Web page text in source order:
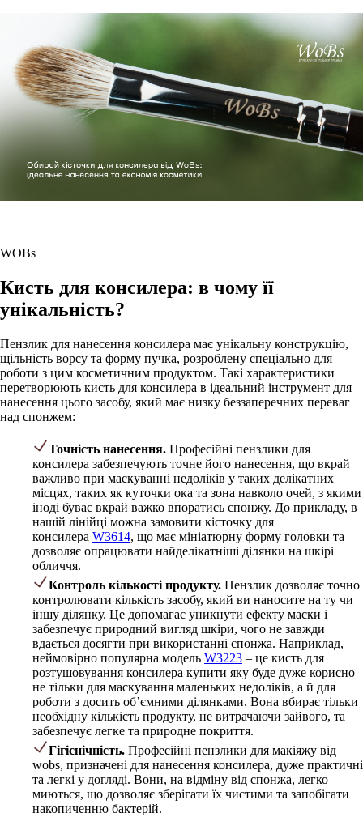
WOBs
Кисть для консилера: в чому її
унікальність?
Пензлик для нанесення консилера має унікальну конструкцію,
щільність ворсу та форму пучка, розроблену спеціально для
роботи з цим косметичним продуктом. Такі характеристики
перетворюють кисть для консилера в ідеальний інструмент для
нанесення цього засобу, який має низку беззаперечних переваг
над спонжем:
Точність нанесення. Професійні пензлики для
консилера забезпечують точне його нанесення, що вкрай
важливо при маскуванні недоліків у таких делікатних
місцях, таких як куточки ока та зона навколо очей, з якими
іноді буває вкрай важко впоратись спонжу. До прикладу, в
нашій лінійці можна замовити кісточку для
консилера W3614, що має мініатюрну форму головки та
дозволяє опрацювати найделікатніші ділянки на шкірі
обличчя.
Контроль кількості продукту. Пензлик дозволяє точно
контролювати кількість засобу, який ви наносите на ту чи
іншу ділянку. Це допомагає уникнути ефекту маски і
забезпечує природний вигляд шкіри, чого не завжди
вдається досягти при використанні спонжа. Наприклад,
неймовірно популярна модель W3223 – це кисть для
розтушовування консилера купити яку буде дуже корисно
не тільки для маскування маленьких недоліків, а й для
роботи з досить об’ємними ділянками. Вона вбирає тільки
необхідну кількість продукту, не витрачаючи зайвого, та
забезпечує легке та природне покриття.
Гігієнічність. Професійні пензлики для макіяжу від
wobs, призначені для нанесення консилера, дуже практичні
та легкі у догляді. Вони, на відміну від спонжа, легко
миються, що дозволяє зберігати їх чистими та запобігати
накопиченню бактерій.